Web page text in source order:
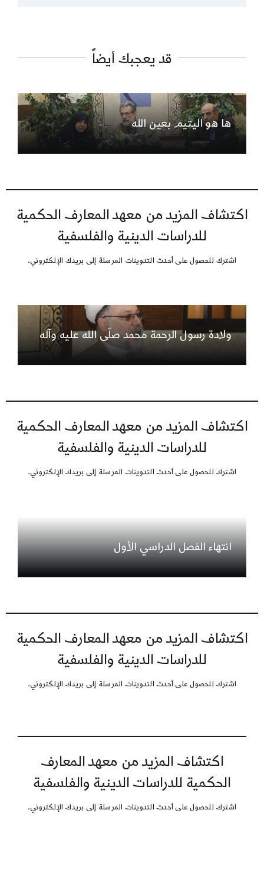
قد يعجبك أيضاً
ها هو اليتيم بعين الله
اكتشاف المزيد من معهد المعارف الحكمية
للدراسات الدينية والفلسفية
اشترك للحصول على أحدث التدوينات المرسلة إلى بريدك الإلكتروني.
ولادة رسول الرحمة محمد صلّى الله عليه وآله
اكتشاف المزيد من معهد المعارف الحكمية
للدراسات الدينية والفلسفية
اشترك للحصول على أحدث التدوينات المرسلة إلى بريدك الإلكتروني.
انتهاء الفصل الدراسي الأول
اكتشاف المزيد من معهد المعارف الحكمية
للدراسات الدينية والفلسفية
اشترك للحصول على أحدث التدوينات المرسلة إلى بريدك الإلكتروني.
اكتشاف المزيد من معهد المعارف
الحكمية للدراسات الدينية والفلسفية
اشترك للحصول على أحدث التدوينات المرسلة إلى بريدك الإلكتروني.